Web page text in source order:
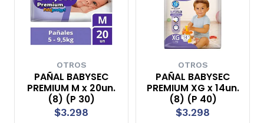
OTROS
PAÑAL BABYSEC
PREMIUM M x 20un.
(8) (P 30)
$3.298
OTROS
PAÑAL BABYSEC
PREMIUM XG x 14un.
(8) (P 40)
$3.298